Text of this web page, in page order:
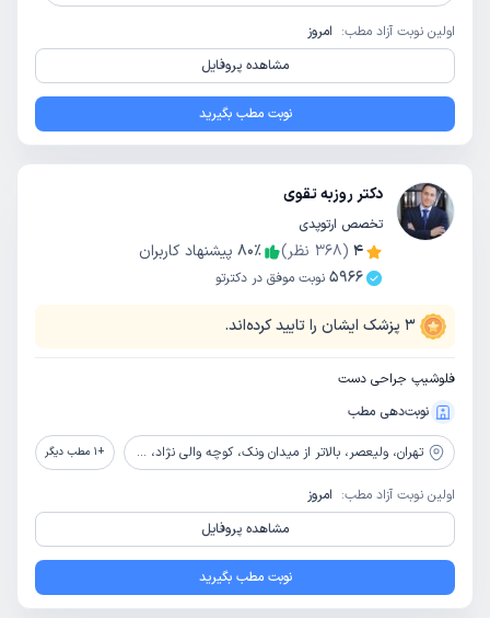
اولین نوبت آزاد مطب: امروز
مشاهده پروفایل
نوبت مطب بگیرید
دکتر روزبه تقوی
تخصص ارتوپدی
4
(
368 نظر) 80٪
پیشنهاد کاربران
5966 نوبت موفق در دکترتو
3 پزشک ایشان را تایید کرده‌اند.
فلوشیپ جراحی دست
نوبت‌دهی مطب
تهران، ولیعصر، بالاتر از میدان ونک، کوچه والی نژاد، پلاک 32، طبقه سوم +
1 مطب دیگر
اولین نوبت آزاد مطب: امروز
مشاهده پروفایل
نوبت مطب بگیرید